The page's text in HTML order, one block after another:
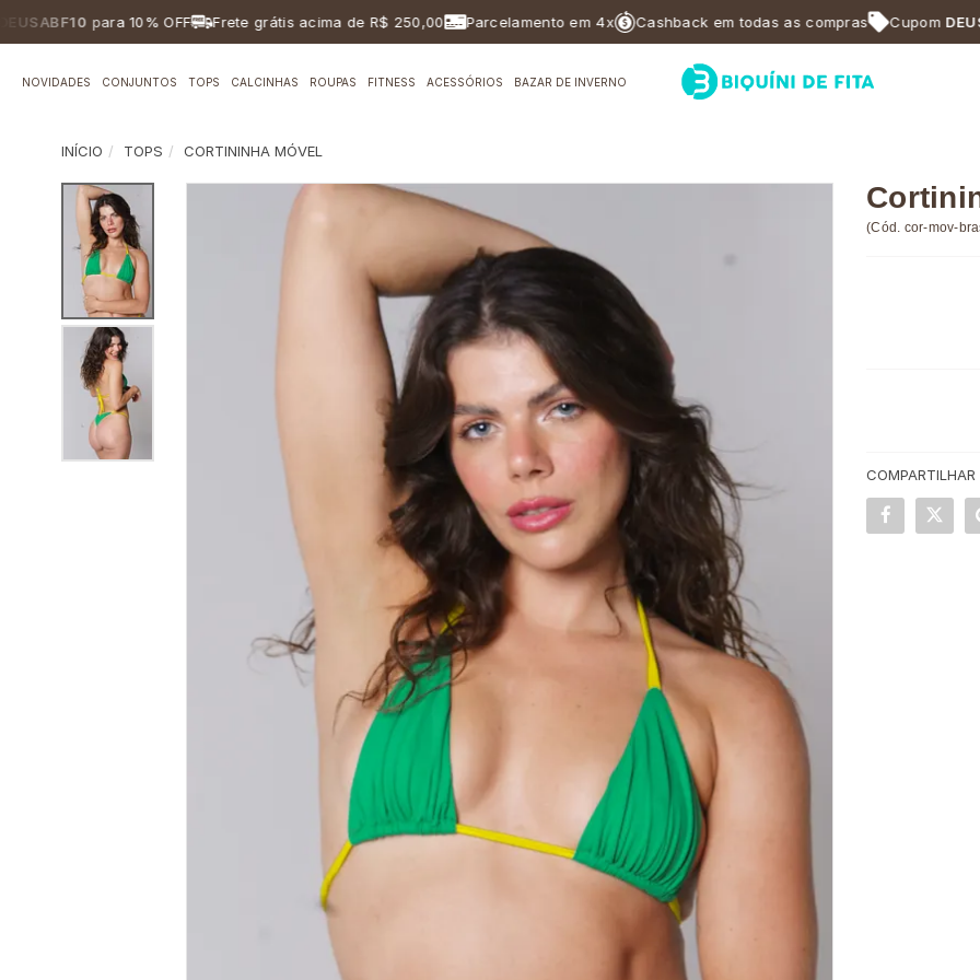
para 10% OFF Frete grátis acima de R$ 250,00 Parcelamento em 4x Cashback em todas as compras Cupom
NOVIDADES CONJUNTOS TOPS CALCINHAS ROUPAS FITNESS ACESSÓRIOS BAZAR DE INVERNO
INÍCIO TOPS CORTININHA MÓVEL
(Cód. cor-mov-
COMPARTILHAR